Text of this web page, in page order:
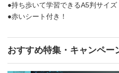
●持ち歩いて学習できるA5判サイズ
●赤いシート付き！
おすすめ特集・キャンペー